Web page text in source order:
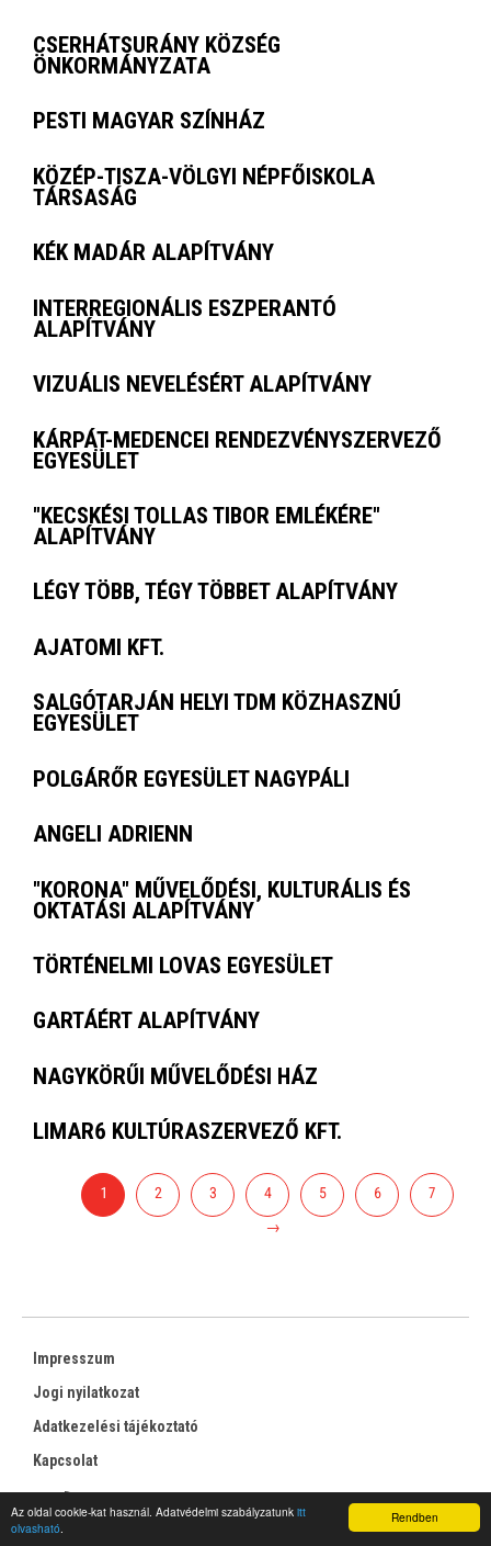
Rendben
Az oldal cookie-kat használ. Adatvédelmi szabályzatunk itt
olvasható.
CSERHÁTSURÁNY KÖZSÉG
ÖNKORMÁNYZATA
PESTI MAGYAR SZÍNHÁZ
KÖZÉP-TISZA-VÖLGYI NÉPFŐISKOLA
TÁRSASÁG
KÉK MADÁR ALAPÍTVÁNY
INTERREGIONÁLIS ESZPERANTÓ
ALAPÍTVÁNY
VIZUÁLIS NEVELÉSÉRT ALAPÍTVÁNY
KÁRPÁT-MEDENCEI RENDEZVÉNYSZERVEZŐ
EGYESÜLET
"KECSKÉSI TOLLAS TIBOR EMLÉKÉRE"
ALAPÍTVÁNY
LÉGY TÖBB, TÉGY TÖBBET ALAPÍTVÁNY
AJATOMI KFT.
SALGÓTARJÁN HELYI TDM KÖZHASZNÚ
EGYESÜLET
POLGÁRŐR EGYESÜLET NAGYPÁLI
ANGELI ADRIENN
"KORONA" MŰVELŐDÉSI, KULTURÁLIS ÉS
OKTATÁSI ALAPÍTVÁNY
TÖRTÉNELMI LOVAS EGYESÜLET
GARTÁÉRT ALAPÍTVÁNY
NAGYKÖRŰI MŰVELŐDÉSI HÁZ
LIMAR6 KULTÚRASZERVEZŐ KFT.
1 2 3 4 5 6
7
→
Impresszum
Jogi nyilatkozat
Adatkezelési tájékoztató
Kapcsolat